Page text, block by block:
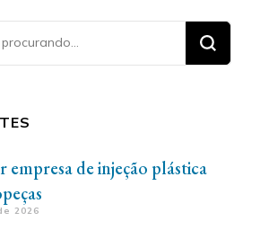
de injeção plástica
2026